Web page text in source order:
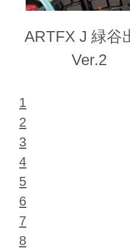
ARTFX J 緑谷
Ver.2
1
2
3
4
5
6
7
8